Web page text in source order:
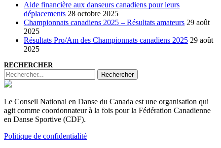
Aide financière aux danseurs canadiens pour leurs
déplacements 28 octobre 2025
Championnats canadiens 2025 – Résultats amateurs 29 août
2025
Résultats Pro/Am des Championnats canadiens 2025 29 août
2025
RECHERCHER
Rechercher
Le Conseil National en Danse du Canada est une organisation qui
agit comme coordonnateur à la fois pour la Fédération Canadienne
en Danse Sportive (CDF).
Politique de confidentialité